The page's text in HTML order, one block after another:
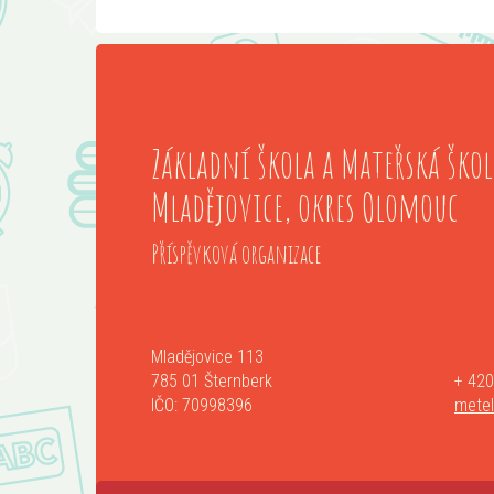
Základní škola a Mateřská
Mladějovice, okres Olomouc
Příspěvková organizace
Mladějovice 113
785 01 Šternberk
IČO: 70998396
+